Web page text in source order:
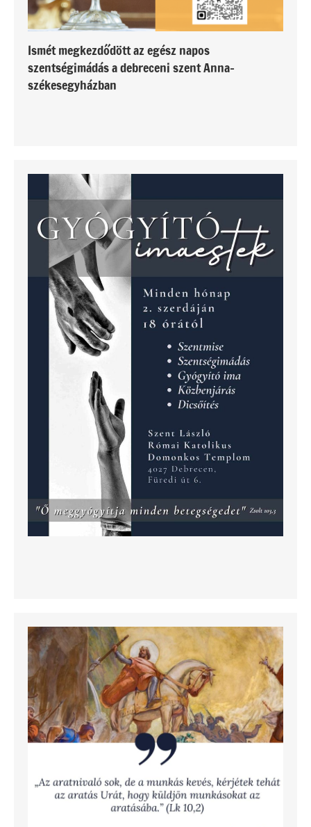
Ismét megkezdődött az egész napos
szentségimádás a debreceni szent Anna-
székesegyházban